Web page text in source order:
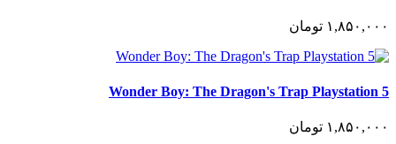
١,٨۵٠,٠٠٠ تومان
Wonder Boy: The Dragon's Trap Playstation 5
١,٨۵٠,٠٠٠
تومان